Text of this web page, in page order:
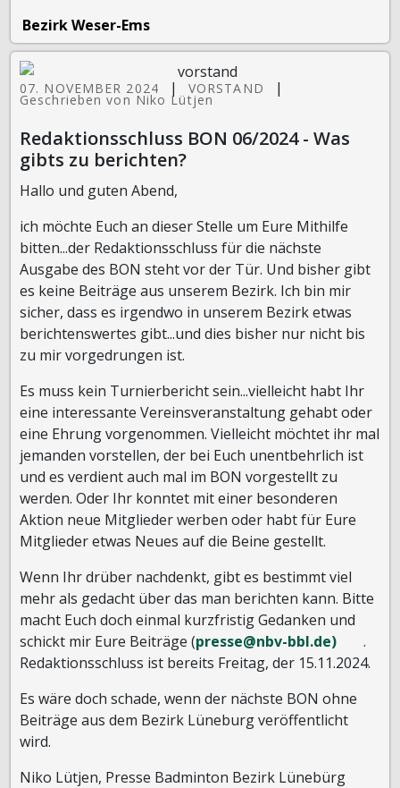
Bezirk Weser-Ems
07. NOVEMBER 2024 | VORSTAND |
Geschrieben von Niko Lütjen
Redaktionsschluss BON 06/2024 - Was
gibts zu berichten?
Hallo und guten Abend,
ich möchte Euch an dieser Stelle um Eure Mithilfe
bitten...der Redaktionsschluss für die nächste
Ausgabe des BON steht vor der Tür. Und bisher gibt
es keine Beiträge aus unserem Bezirk. Ich bin mir
sicher, dass es irgendwo in unserem Bezirk etwas
berichtenswertes gibt...und dies bisher nur nicht bis
zu mir vorgedrungen ist.
Es muss kein Turnierbericht sein...vielleicht habt Ihr
eine interessante Vereinsveranstaltung gehabt oder
eine Ehrung vorgenommen. Vielleicht möchtet ihr mal
jemanden vorstellen, der bei Euch unentbehrlich ist
und es verdient auch mal im BON vorgestellt zu
werden. Oder Ihr konntet mit einer besonderen
Aktion neue Mitglieder werben oder habt für Eure
Mitglieder etwas Neues auf die Beine gestellt.
Wenn Ihr drüber nachdenkt, gibt es bestimmt viel
mehr als gedacht über das man berichten kann. Bitte
macht Euch doch einmal kurzfristig Gedanken und
schickt mir Eure Beiträge (presse@nbv-bbl.de)
.
Redaktionsschluss ist bereits Freitag, der 15.11.2024.
Es wäre doch schade, wenn der nächste BON ohne
Beiträge aus dem Bezirk Lüneburg veröffentlicht
wird.
Niko Lütjen, Presse Badminton Bezirk Lünebürg